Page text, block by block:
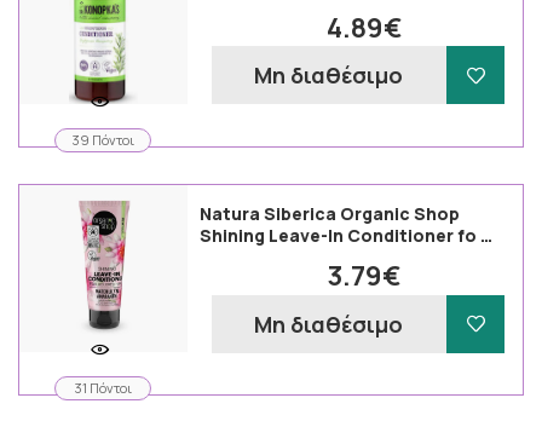
39 Πόντοι
4.89€
Μη διαθέσιμο
31 Πόντοι
Natura Siberica Organic Shop
Shining Leave-In Conditioner fo …
3.79€
Μη διαθέσιμο